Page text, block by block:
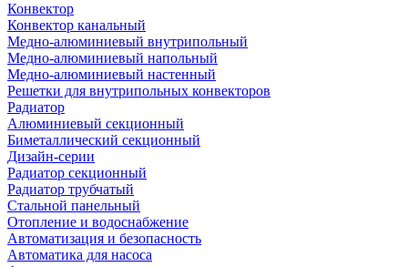
Конвектор
Конвектор канальный
Медно-алюминиевый внутрипольный
Медно-алюминиевый напольный
Медно-алюминиевый настенный
Решетки для внутрипольных конвекторов
Радиатор
Алюминиевый секционный
Биметаллический секционный
Дизайн-серии
Радиатор секционный
Радиатор трубчатый
Стальной панельный
Отопление и водоснабжение
Автоматизация и безопасность
Автоматика для насоса